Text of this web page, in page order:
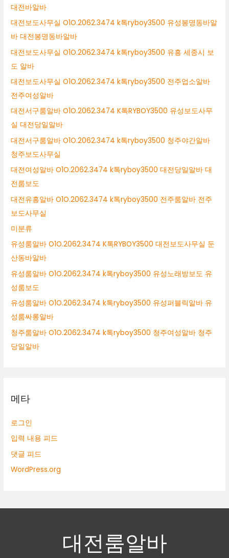
대전바알바
대전보도사무실 O1O.2062.3474 k톡ryboy3500 유성봉명동바알
바 대전봉명동바알바
대전보도사무실 O1O.2062.3474 k톡ryboy3500 유흥 세종시 보
도 알바
대전보도사무실 O1O.2062.3474 k톡ryboy3500 전주업소알바
전주여성알바
대전서구룸알바 O1O.2062.3474 K톡RYBOY3500 유성보도사무
실 대전당일알바
대전서구룸알바 O1O.2062.3474 k톡ryboy3500 청주야간알바
청주보도사무실
대전여성알바 O1O.2062.3474 k톡ryboy3500 대전당일알바 대
전룸보도
대전유흥알바 O1O.2062.3474 k톡ryboy3500 전주룸알바 전주
보도사무실
미분류
유성룸알바 O1O.2062.3474 K톡RYBOY3500 대전보도사무실 둔
산동바알바
유성룸알바 O1O.2062.3474 k톡ryboy3500 유성노래방보도 유
성룸보도
유성룸알바 O1O.2062.3474 k톡ryboy3500 유성퍼블릭알바 유
성룸싸롱알바
청주룸알바 O1O.2062.3474 k톡ryboy3500 청주여성알바 청주
당일알바
메타
로그인
입력 내용 피드
댓글 피드
WordPress.org
대전룸알바